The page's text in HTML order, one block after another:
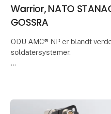
Warrior, NATO
GOSSRA
ODU AMC® NP er blandt
soldatersystemer.